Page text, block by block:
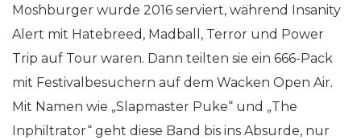
Moshburger wurde 2016 serviert, während Insanity
Alert mit Hatebreed, Madball, Terror und Power
Trip auf Tour waren. Dann teilten sie ein 666-Pack
mit Festivalbesuchern auf dem Wacken Open Air.
Mit Namen wie „Slapmaster Puke“ und „The
Inphiltrator“ geht diese Band bis ins Absurde, nur